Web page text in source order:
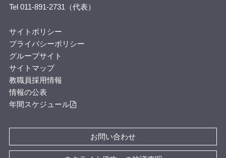
Tel 011-891-2731（代表）
サイトポリシー
プライバシーポリシー
グループサイト
サイトマップ
教職員採用情報
情報の公表
年間スケジュール
お問い合わせ